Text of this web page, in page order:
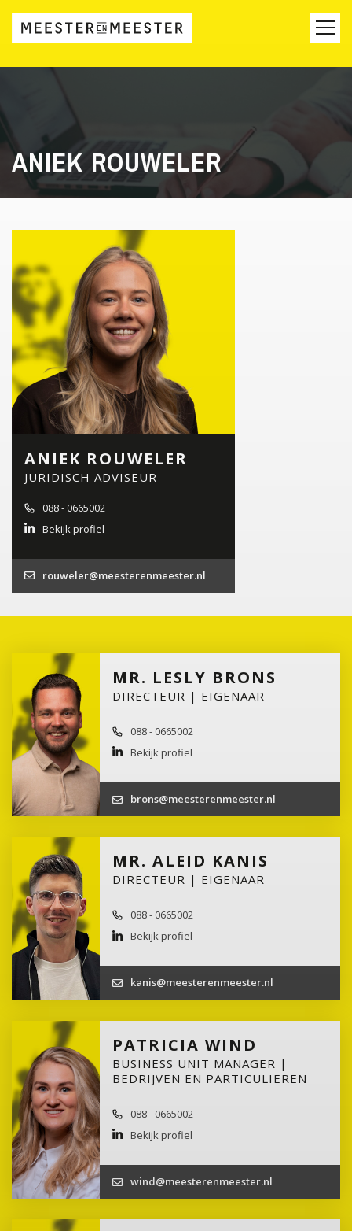
ANIEK ROUWELER
ANIEK ROUWELER
JURIDISCH ADVISEUR
088 - 0665002
Bekijk profiel
rouweler@meesterenmeester.nl
MR. LESLY BRONS
DIRECTEUR | EIGENAAR
088 - 0665002
Bekijk profiel
brons@meesterenmeester.nl
MR. ALEID KANIS
DIRECTEUR | EIGENAAR
088 - 0665002
Bekijk profiel
kanis@meesterenmeester.nl
PATRICIA WIND
BUSINESS UNIT MANAGER |
BEDRIJVEN EN PARTICULIEREN
088 - 0665002
Bekijk profiel
wind@meesterenmeester.nl